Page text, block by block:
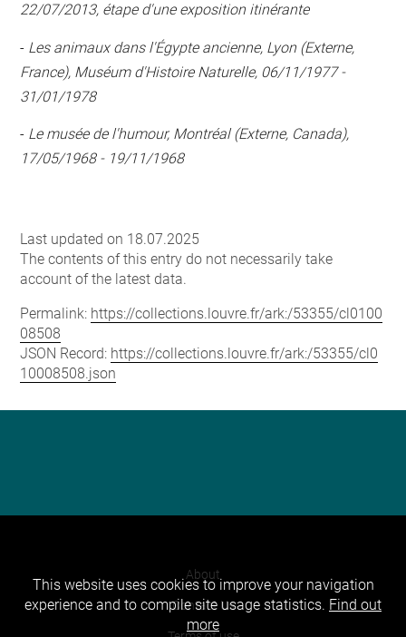
22/07/2013, étape d'une exposition itinérante
- Les animaux dans l'Égypte ancienne, Lyon (Externe,
France), Muséum d'Histoire Naturelle, 06/11/1977 -
31/01/1978
- Le musée de l'humour, Montréal (Externe, Canada),
17/05/1968 - 19/11/1968
Last updated on 18.07.2025
The contents of this entry do not necessarily take
account of the latest data.
Permalink: https://collections.louvre.fr/ark:/53355/cl0100
08508
JSON Record: https://collections.louvre.fr/ark:/53355/cl0
10008508.json
About
Contact Us
This website uses cookies to improve your navigation
experience and to compile site usage statistics. Find out
more